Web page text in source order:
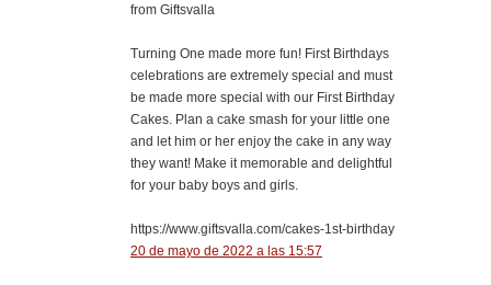
from Giftsvalla
Turning One made more fun! First Birthdays
celebrations are extremely special and must
be made more special with our First Birthday
Cakes. Plan a cake smash for your little one
and let him or her enjoy the cake in any way
they want! Make it memorable and delightful
for your baby boys and girls.
https://www.giftsvalla.com/cakes-1st-birthday
20 de mayo de 2022 a las 15:57